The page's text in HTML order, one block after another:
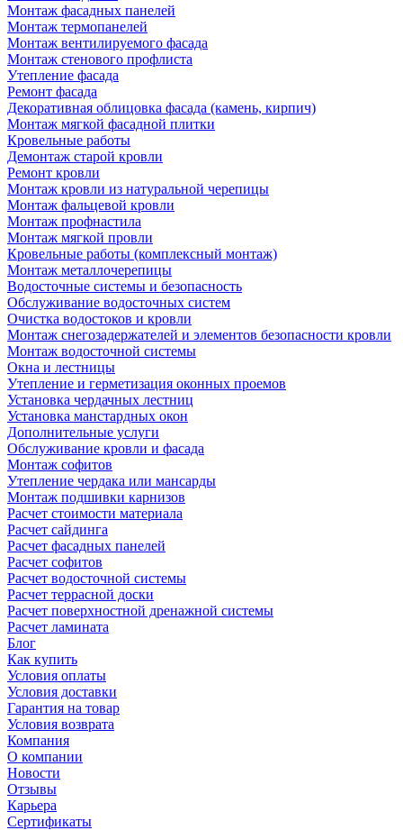
Монтаж фасадных панелей
Монтаж термопанелей
Монтаж вентилируемого фасада
Монтаж стенового профлиста
Утепление фасада
Ремонт фасада
Декоративная облицовка фасада (камень, кирпич)
Монтаж мягкой фасадной плитки
Кровельные работы
Демонтаж старой кровли
Ремонт кровли
Монтаж кровли из натуральной черепицы
Монтаж фальцевой кровли
Монтаж профнастила
Монтаж мягкой провли
Кровельные работы (комплексный монтаж)
Монтаж металлочерепицы
Водосточные системы и безопасность
Обслуживание водосточных систем
Очистка водостоков и кровли
Монтаж снегозадержателей и элементов безопасности кровли
Монтаж водосточной системы
Окна и лестницы
Утепление и герметизация оконных проемов
Установка чердачных лестниц
Установка манстардных окон
Дополнительные услуги
Обслуживание кровли и фасада
Монтаж софитов
Утепление чердака или мансарды
Монтаж подшивки карнизов
Расчет стоимости материала
Расчет сайдинга
Расчет фасадных панелей
Расчет софитов
Расчет водосточной системы
Расчет террасной доски
Расчет поверхностной дренажной системы
Расчет ламината
Блог
Как купить
Условия оплаты
Условия доставки
Гарантия на товар
Условия возврата
Компания
О компании
Новости
Отзывы
Карьера
Сертификаты